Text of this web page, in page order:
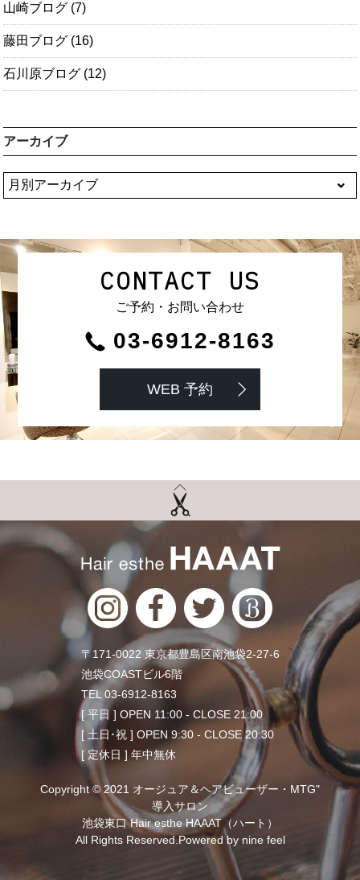
山崎ブログ (7)
藤田ブログ (16)
石川原ブログ (12)
アーカイブ
CONTACT US
ご予約・お問い合わせ
03-6912-8163
WEB 予約
〒171-0022 東京都豊島区南池袋2-27-6
池袋COASTビル6階
TEL 03-6912-8163
[ 平日 ] OPEN 11:00 - CLOSE 21:00
[ 土日･祝 ] OPEN 9:30 - CLOSE 20:30
[ 定休日 ] 年中無休
Copyright © 2021 オージュア＆ヘアビューザー・MTG"
導入サロン
池袋東口 Hair esthe HAAAT（ハート）
All Rights Reserved.Powered by nine feel